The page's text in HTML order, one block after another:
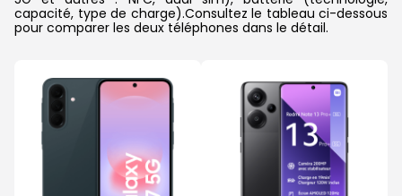
capacité, type de charge).Consultez le tableau ci-dessous
pour comparer les deux téléphones dans le détail.